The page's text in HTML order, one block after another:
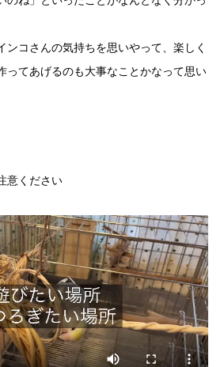
ンコさんの気持ちを思いやって、楽しく
ってあげるのも大事なことかなって思い
意ください